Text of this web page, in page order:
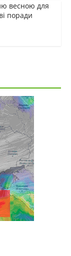
весною для
поради